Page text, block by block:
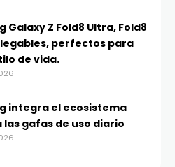
Galaxy Z Fold8 Ultra, Fold8
perfectos para
de vida.
integra el ecosistema
las gafas de uso diario